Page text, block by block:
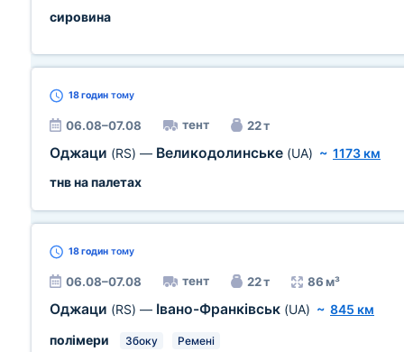
сировина
18 годин тому
06.08–07.08 тент 22 т
Оджаци (RS) — Великодолинське (UA) ~ 1173 км
тнв на палетах
18 годин тому
06.08–07.08 тент 22 т 86 м³
Оджаци (RS) — Івано-Франківськ (UA) ~ 845 км
полімери
Збоку Ремені